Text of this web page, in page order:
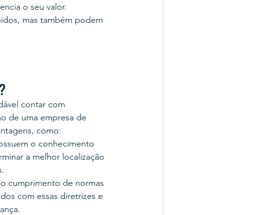
o seu valor.
mas também podem
contar com
de uma empresa de
como:
o conhecimento
a melhor localização
cumprimento de normas
com essas diretrizes e